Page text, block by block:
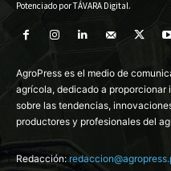
Potenciado porTÁVARA Digital.
AgroPress es el medio de
agrícola, dedicado a
sobre las tendencias,
productores y profesionales del
Redacción: